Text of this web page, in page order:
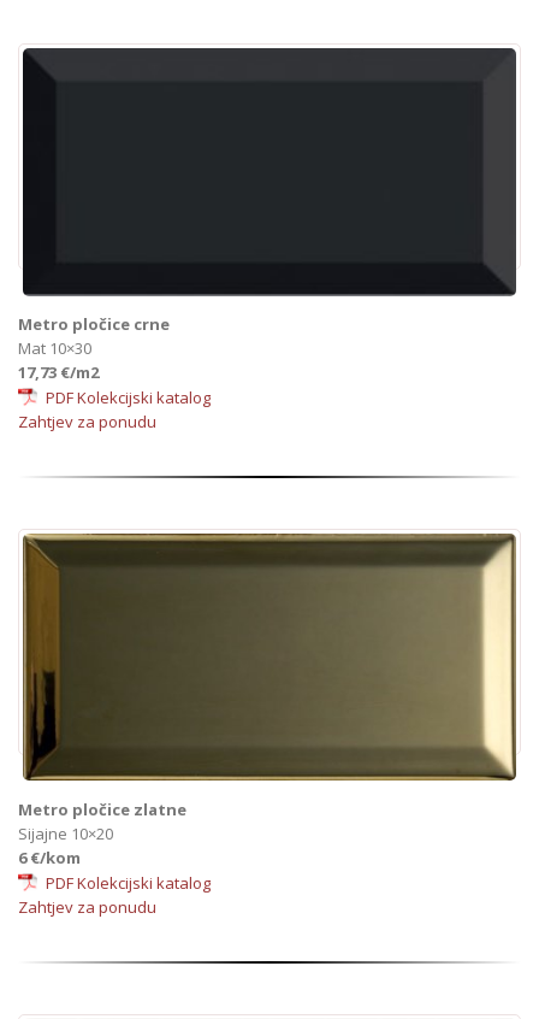
Metro pločice crne
Mat 10×30
17,73 €/m2
PDF Kolekcijski katalog
Zahtjev za ponudu
Metro pločice zlatne
Sijajne 10×20
6 €/kom
PDF Kolekcijski katalog
Zahtjev za ponudu